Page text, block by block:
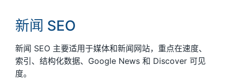
新闻 SEO
新闻 SEO 主要适用于媒体和新闻网站，重点在速度、
索引、结构化数据、Google News 和 Discover 可见
度。